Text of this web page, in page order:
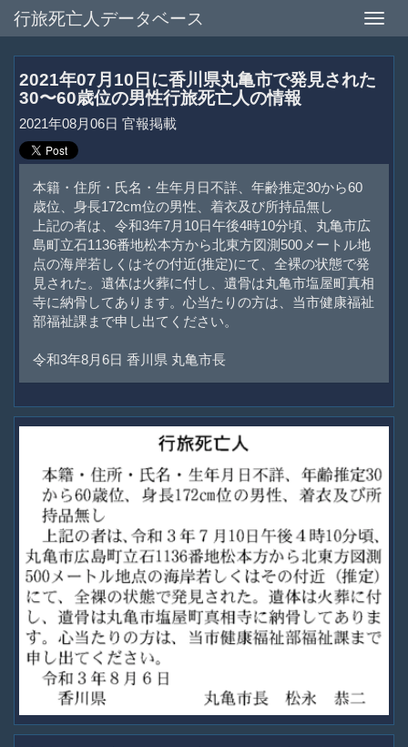
Toggle
行旅死亡人データベース
2021年07月10日に香川県丸亀市で発見された
30〜60歳位の男性行旅死亡人の情報
2021年08月06日 官報掲載
本籍・住所・氏名・生年月日不詳、年齢推定30から60
歳位、身長172cm位の男性、着衣及び所持品無し
上記の者は、令和3年7月10日午後4時10分頃、丸亀市広
島町立石1136番地松本方から北東方図測500メートル地
点の海岸若しくはその付近(推定)にて、全裸の状態で発
見された。遺体は火葬に付し、遺骨は丸亀市塩屋町真相
寺に納骨してあります。心当たりの方は、当市健康福祉
部福祉課まで申し出てください。
令和3年8月6日 香川県 丸亀市長